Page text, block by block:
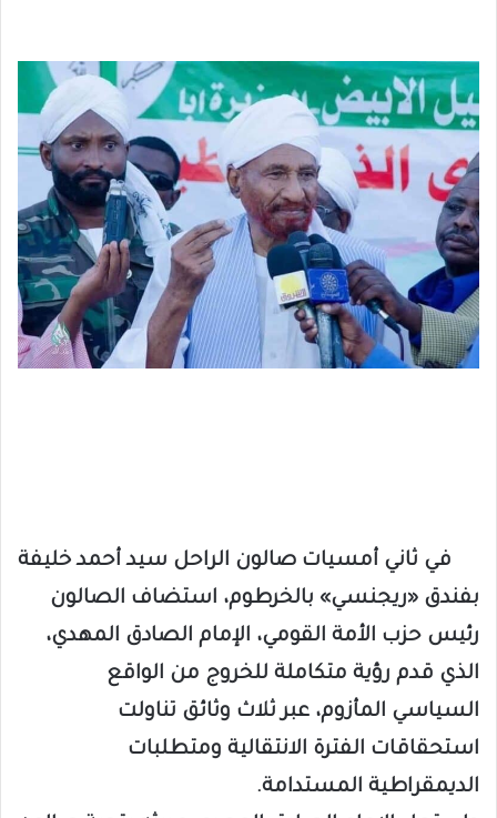
في ثاني أمسيات صالون الراحل سيد أحمد خليفة
بفندق «ريجنسي» بالخرطوم، استضاف الصالون
رئيس حزب الأمة القومي، الإمام الصادق المهدي،
الذي قدم رؤية متكاملة للخروج من الواقع
السياسي المأزوم، عبر ثلاث وثائق تناولت
استحقاقات الفترة الانتقالية ومتطلبات
الديمقراطية المستدامة.